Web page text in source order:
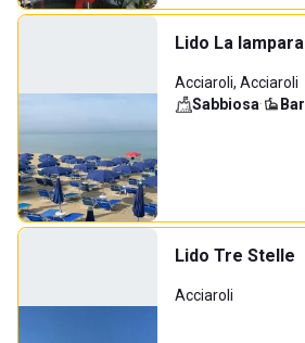
Lido La lampara
Acciaroli, Acciaroli
Sabbiosa· Bar
Lido Tre Stelle
Acciaroli